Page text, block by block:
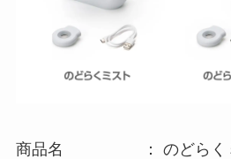
商品名 ： のどらくミ